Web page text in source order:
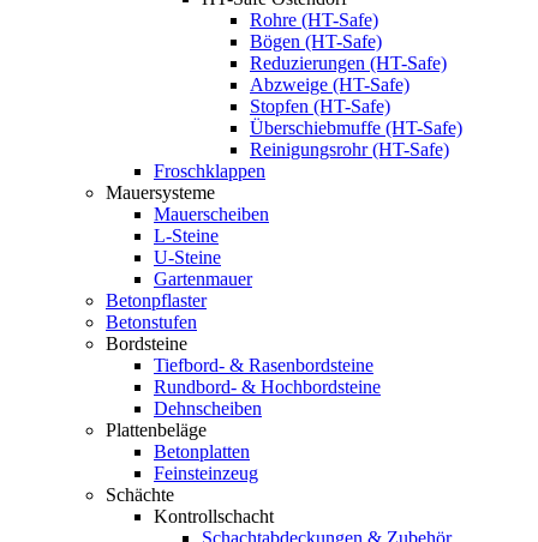
Rohre (HT-Safe)
Bögen (HT-Safe)
Reduzierungen (HT-Safe)
Abzweige (HT-Safe)
Stopfen (HT-Safe)
Überschiebmuffe (HT-Safe)
Reinigungsrohr (HT-Safe)
Froschklappen
Mauersysteme
Mauerscheiben
L-Steine
U-Steine
Gartenmauer
Betonpflaster
Betonstufen
Bordsteine
Tiefbord- & Rasenbordsteine
Rundbord- & Hochbordsteine
Dehnscheiben
Plattenbeläge
Betonplatten
Feinsteinzeug
Schächte
Kontrollschacht
Schachtabdeckungen & Zubehör